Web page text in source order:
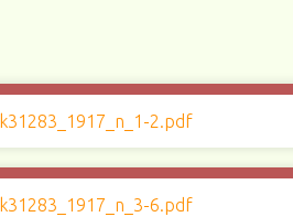
2.pdf
6.pdf